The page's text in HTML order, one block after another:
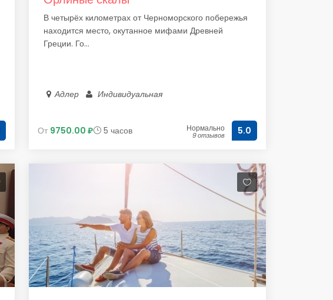
В четырёх километрах от Черноморского побережья
находится место, окутанное мифами Древней
Греции. Го...
Адлер Индивидуальная
От 9750.00 ₽ 5 часов Нормально
9 отзывов 5.0